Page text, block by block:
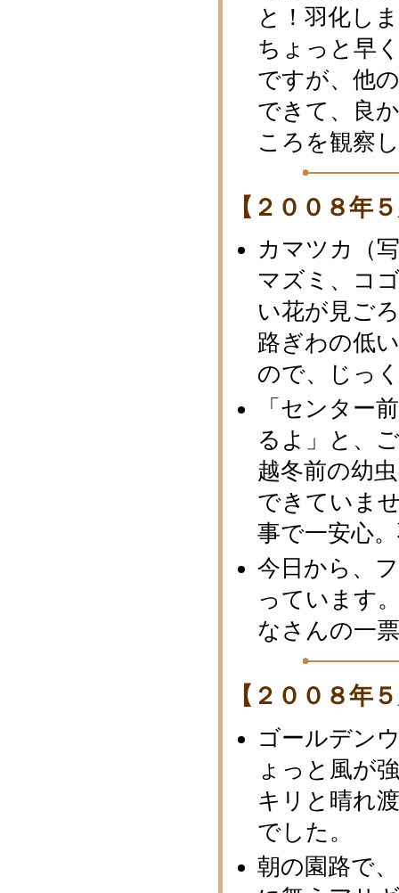
と！羽化し
ちょっと早
ですが、他
できて、良
ころを観察
【２００８年
カマツカ（
マズミ、コ
い花が見ご
路ぎわの低
ので、じっ
「センター
るよ」と、
越冬前の幼
できていま
事で一安心
今日から、
っています
なさんの一
【２００８年
ゴールデン
ょっと風が
キリと晴れ
でした。
朝の園路で